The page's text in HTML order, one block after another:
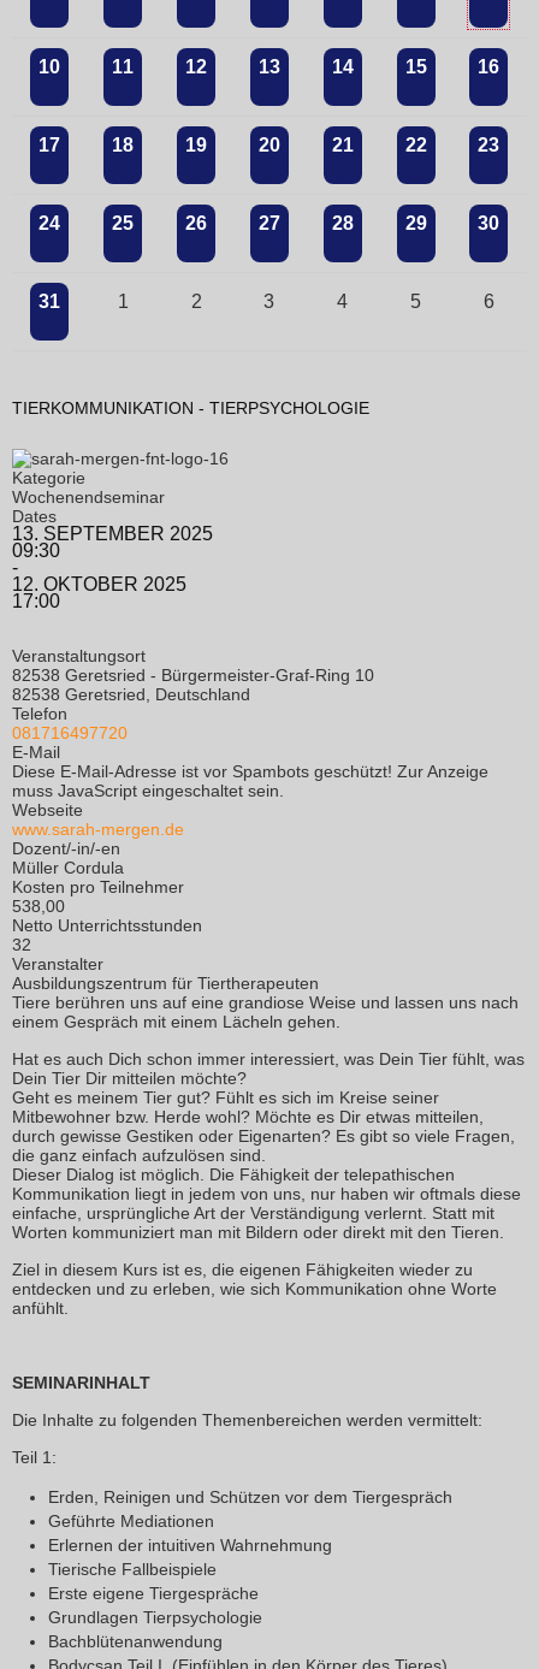
10 11 12 13 14 15 16
17 18 19 20 21 22 23
24 25 26 27 28 29 30
31 1 2 3 4 5 6
TIERKOMMUNIKATION - TIERPSYCHOLOGIE
Kategorie
Wochenendseminar
Dates
13. SEPTEMBER 2025
09:30
-
12. OKTOBER 2025
17:00
Veranstaltungsort
82538 Geretsried - Bürgermeister-Graf-Ring 10
82538 Geretsried, Deutschland
Telefon
081716497720
E-Mail
Diese E-Mail-Adresse ist vor Spambots geschützt! Zur Anzeige
muss JavaScript eingeschaltet sein.
Webseite
www.sarah-mergen.de
Dozent/-in/-en
Müller Cordula
Kosten pro Teilnehmer
538,00
Netto Unterrichtsstunden
32
Veranstalter
Ausbildungszentrum für Tiertherapeuten
Tiere berühren uns auf eine grandiose Weise und lassen uns nach
einem Gespräch mit einem Lächeln gehen.
Hat es auch Dich schon immer interessiert, was Dein Tier fühlt, was
Dein Tier Dir mitteilen möchte?
Geht es meinem Tier gut? Fühlt es sich im Kreise seiner
Mitbewohner bzw. Herde wohl? Möchte es Dir etwas mitteilen,
durch gewisse Gestiken oder Eigenarten? Es gibt so viele Fragen,
die ganz einfach aufzulösen sind.
Dieser Dialog ist möglich. Die Fähigkeit der telepathischen
Kommunikation liegt in jedem von uns, nur haben wir oftmals diese
einfache, ursprüngliche Art der Verständigung verlernt. Statt mit
Worten kommuniziert man mit Bildern oder direkt mit den Tieren.
Ziel in diesem Kurs ist es, die eigenen Fähigkeiten wieder zu
entdecken und zu erleben, wie sich Kommunikation ohne Worte
anfühlt.
SEMINARINHALT
Die Inhalte zu folgenden Themenbereichen werden vermittelt:
Teil 1:
Erden, Reinigen und Schützen vor dem Tiergespräch
Geführte Mediationen
Erlernen der intuitiven Wahrnehmung
Tierische Fallbeispiele
Erste eigene Tiergespräche
Grundlagen Tierpsychologie
Bachblütenanwendung
Bodycsan Teil I. (Einfühlen in den Körper des Tieres)